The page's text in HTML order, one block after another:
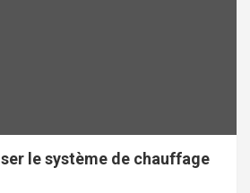
le système de chauffage